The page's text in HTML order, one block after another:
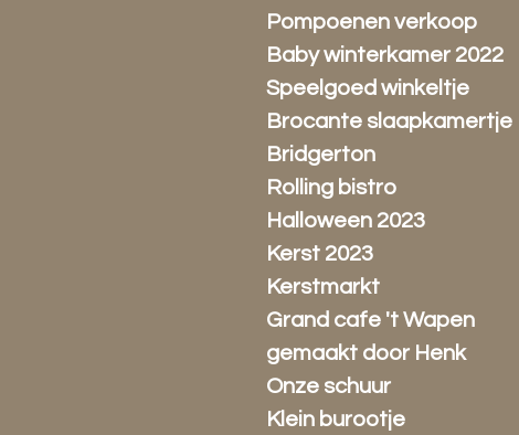
Pompoenen verkoop
Baby winterkamer 2022
Speelgoed winkeltje
Brocante slaapkamertje
Bridgerton
Rolling bistro
Halloween 2023
Kerst 2023
Kerstmarkt
Grand cafe 't Wapen
gemaakt door Henk
Onze schuur
Klein burootje